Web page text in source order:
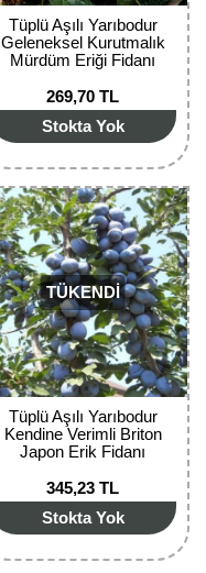
Tüplü Aşılı Yarıbodur
Geleneksel Kurutmalık
Mürdüm Eriği Fidanı
269,70 TL
Stokta Yok
TÜKENDİ
Tüplü Aşılı Yarıbodur
Kendine Verimli Briton
Japon Erik Fidanı
345,23 TL
Stokta Yok